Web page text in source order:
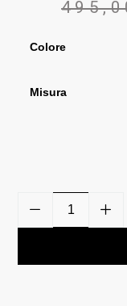
Colore
Misura